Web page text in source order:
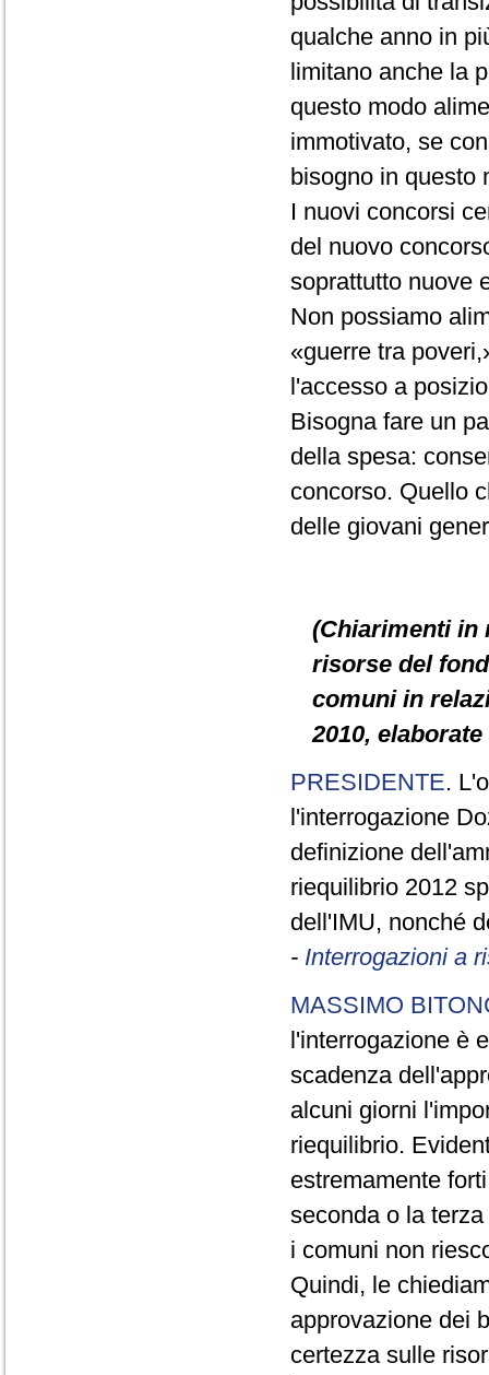
qualche anno in
limitano anche la
questo modo
immotivato, se
bisogno in questo
I nuovi concorsi
del nuovo
soprattutto nuove
Non possiamo
«guerre tra
l'accesso a
Bisogna fare un
della spesa:
concorso. Quello
delle giovani
(Chiarimenti in
risorse del
comuni in
2010,
PRESIDENTE.
l'interrogazione
definizione
riequilibrio 2012
dell'IMU, nonché
- Interrogazioni a
MASSIMO
l'interrogazione è
scadenza
alcuni giorni
riequilibrio.
estremamente
seconda o la
i comuni non
Quindi, le
approvazione dei
certezza sulle